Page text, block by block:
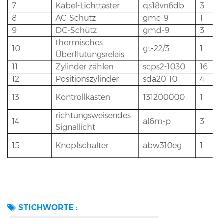
7 Kabel-Lichttaster qs18vn6db
3
8
AC-Schütz gmc-9
1
9
DC-Schütz gmd-9
3
10
thermisches
Überflutungsrelais
gt-22/3
1
11
Zylinder zählen scps2-1030
16
12
Positionszylinder sda20-10
4
13
Kontrollkasten 131200000 1
14
richtungsweisendes
Signallicht
al6m-p 3
15 Knopfschalter abw310eg 1
STICHWORTE :